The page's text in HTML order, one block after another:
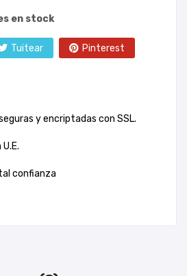
en stock
Tuitear Pinterest
y encriptadas con SSL.
confianza